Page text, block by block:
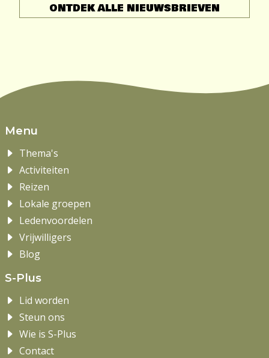
ONTDEK ALLE NIEUWSBRIEVEN
Menu
Thema's
Activiteiten
Reizen
Lokale groepen
Ledenvoordelen
Vrijwilligers
Blog
S-Plus
Lid worden
Steun ons
Wie is S-Plus
Contact